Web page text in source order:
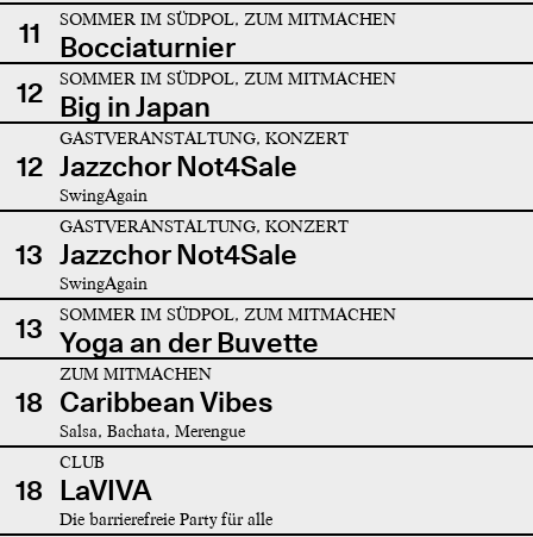
11 SOMMER IM SÜDPOL, ZUM MITMACHEN
Bocciaturnier
12
SOMMER IM SÜDPOL, ZUM MITMACHEN
Big in Japan
12
GASTVERANSTALTUNG, KONZERT
Jazzchor Not4Sale
SwingAgain
13
GASTVERANSTALTUNG, KONZERT
Jazzchor Not4Sale
SwingAgain
13 SOMMER IM SÜDPOL, ZUM MITMACHEN
Yoga an der Buvette
18
ZUM MITMACHEN
Caribbean Vibes
Salsa, Bachata, Merengue
18
CLUB
LaVIVA
Die barrierefreie Party für alle